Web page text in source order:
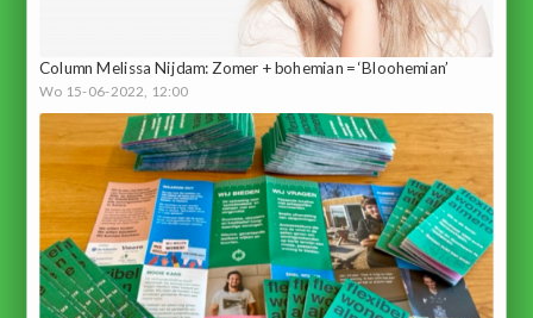
Column Melissa Nijdam: Zomer + bohemian = ‘Bloohemian’
Wo 15-06-2022, 12:00